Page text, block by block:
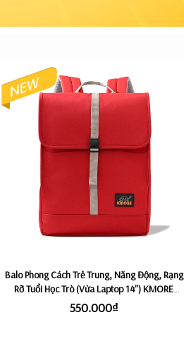
Balo Phong Cách Trẻ Trung, Năng Động, Rạng
Rỡ Tuổi Học Trò (Vừa Laptop 14") KMORE
VIOLET - Red
550.000₫